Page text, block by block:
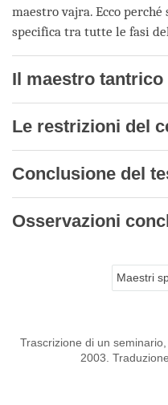
maestro vajra. Ecco
specifica tra tutte le fasi
Il maestro tantrico
Le restrizioni del
Conclusione del
Osservazioni
Maestri
Trascrizione di un
2003.